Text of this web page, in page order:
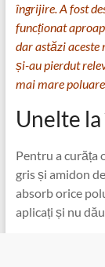
îngrijire. A fost
funcționat
dar astăzi aceste
și-au pierdut
mai mare
Unelte
Pentru a curăța
gris și amidon
absorb orice
aplicați și nu